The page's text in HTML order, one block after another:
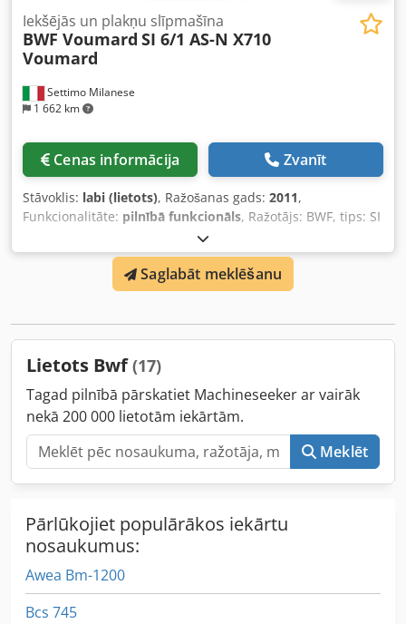
Settimo Milanese
1 662 km
Iekšējās un plakņu slīpmašīna
BWF Voumard SI 6/1 AS-N X710
Voumard
Cenas informācija Zvanīt
Stāvoklis: labi (lietots), Ražošanas gads: 2011,
Funkcionalitāte: pilnībā funkcionāls, Ražotājs: BWF, tips: SI
6/1 AS-N X710, sērijas nr. 1114, vadība, ražotājs Siemens,
tips 840 Dsl, apstrādes diametrs Ø 40-400 mm, apstrādes
dziļums 710 mm, sagataves diametrs Ø 500-600 mm,
maksimālais sagataves garums 1 000 mm, WSTK galva
Saglabāt meklēšanu
Lietots Bwf(17)
Tagad pilnībā pārskatiet Machineseeker ar vairāk
nekā 200 000 lietotām iekārtām.
Meklēt
Pārlūkojiet populārākos iekārtu
nosaukumus:
Awea Bm-1200
Bcs 745